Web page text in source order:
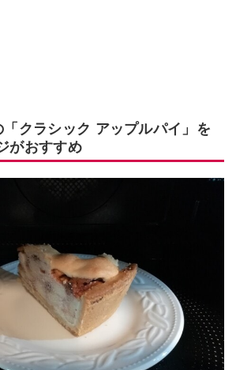
クラシック アップルパイ」を
がおすすめ